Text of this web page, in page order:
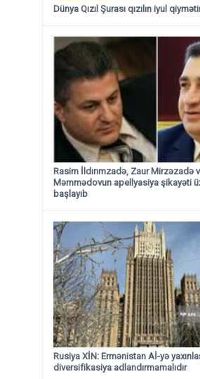
Dünya Qızıl Şurası qızılın iyul
Rasim İldırımzadə, Zaur Mirzəzadə
Məmmədovun apellyasiya şikayəti
başlayıb
Rusiya XİN: Ermənistan Aİ-yə
diversifikasiya adlandırmamalıdır